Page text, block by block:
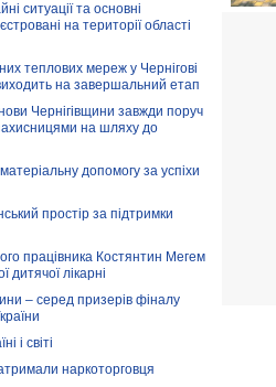
ситуації та основні
на території області
теплових мереж у Чернігові
на завершальний етап
Чернігівщини завжди поруч
на шляху до
допомогу за успіхи
простір за підтримки
працівника Костянтин Мегем
дитячої лікарні
– серед призерів фіналу
і світі
наркоторговця